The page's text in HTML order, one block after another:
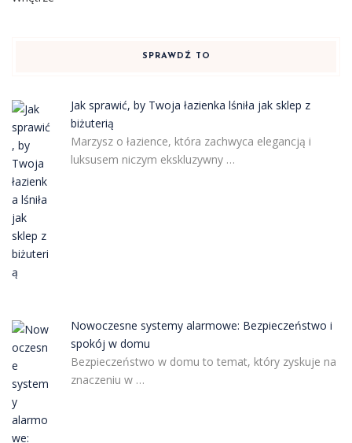
SPRAWDŹ TO
Jak sprawić, by Twoja łazienka lśniła jak sklep z
biżuterią
Marzysz o łazience, która zachwyca elegancją i
luksusem niczym ekskluzywny …
Nowoczesne systemy alarmowe: Bezpieczeństwo i
spokój w domu
Bezpieczeństwo w domu to temat, który zyskuje na
znaczeniu w …